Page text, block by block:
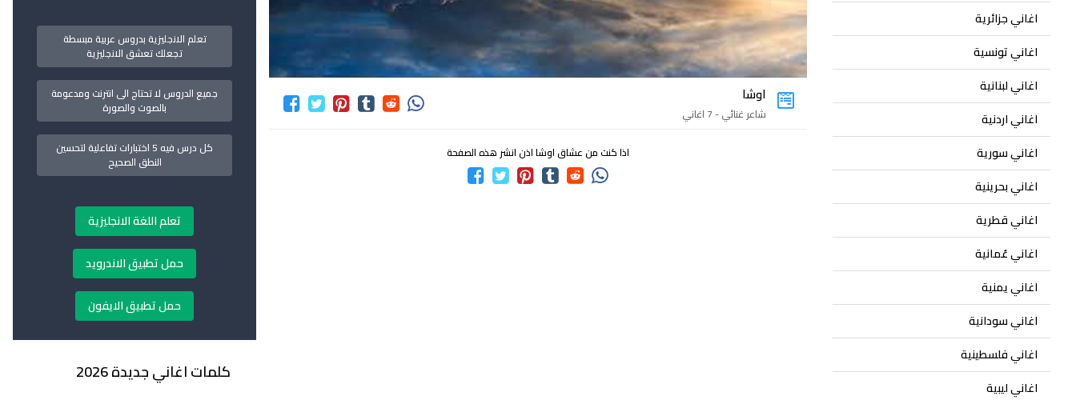
اغاني جزائرية
اغاني تونسية
اغاني لبنانية
اغاني اردنية
اغاني سورية
اغاني بحرينية
اغاني قطرية
اغاني عُمانية
اغاني يمنية
اغاني سودانية
اغاني فلسطينية
اغاني ليبية
اوشا
شاعر غنائي - 7 اغاني
اذا كنت من عشاق اوشا اذن انشر هذه الصفحة
تعلم الانجليزية بدروس عربية مبسطة
تجعلك تعشق الانجليزية
جميع الدروس لا تحتاج الى انترنت ومدعومة
بالصوت والصورة
كل درس فيه 5 اختبارات تفاعلية لتحسين
النطق الصحيح
تعلم اللغة الانجليزية
حمل تطبيق الاندرويد
حمل تطبيق الايفون
كلمات اغاني جديدة 2026